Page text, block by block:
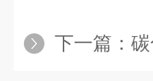
下一篇：